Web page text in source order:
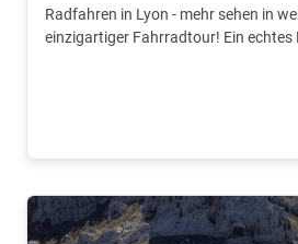
Radfahren in Lyon - mehr sehen in
einzigartiger Fahrradtour! Ein echtes